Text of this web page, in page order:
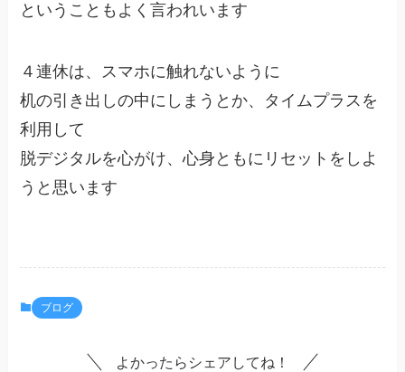
ということもよく言われいます
４連休は、スマホに触れないように
机の引き出しの中にしまうとか、タイムプラスを
利用して
脱デジタルを心がけ、心身ともにリセットをしよ
うと思います
ブログ
よかったらシェアしてね！